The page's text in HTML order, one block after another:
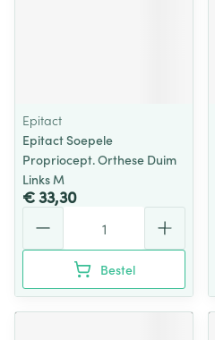
Epitact
Epitact Soepele
Propriocept. Orthese Duim
Links M
€ 33,30
Bestel